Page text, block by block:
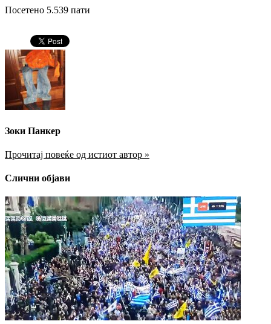
Посетено 5.539 пати
Зоки Панкер
Прочитај повеќе од истиот автор »
Слични објави